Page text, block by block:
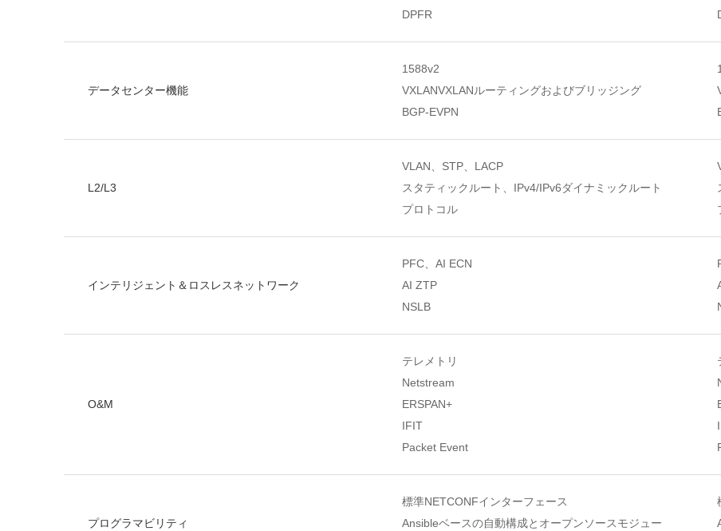
DPFR
データセンター機能
1588v2
VXLANVXLANルーティングおよびブリッジング
BGP-EVPN
L2/L3
VLAN、STP、LACP
スタティックルート、IPv4/IPv6ダイナミックルート
プロトコル
インテリジェント＆ロスレスネットワーク
PFC、AI ECN
AI ZTP
NSLB
O&M
テレメトリ
Netstream
ERSPAN+
IFIT
Packet Event
プログラマビリティ
標準NETCONFインターフェース
Ansibleベースの自動構成とオープンソースモジュー